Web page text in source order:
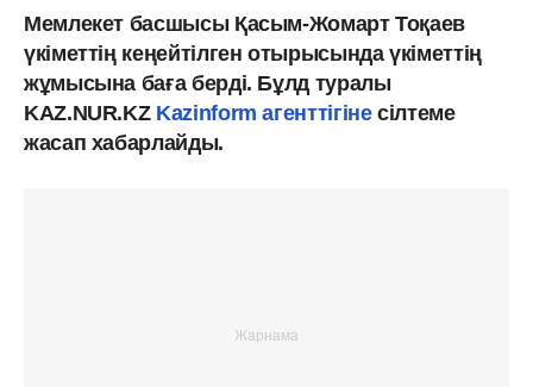
Мемлекет басшысы Қасым-Жомарт Тоқаев
үкіметтің кеңейтілген отырысында үкіметтің
жұмысына баға берді. Бұлд туралы
KAZ.NUR.KZ Kazinform агенттігінесілтеме
жасап хабарлайды.